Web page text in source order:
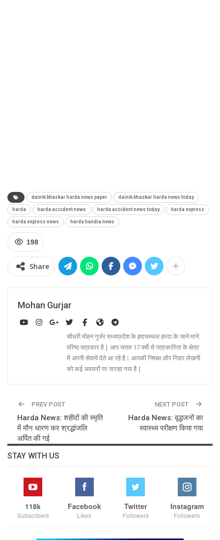
dainik bhaskar harda news paper dainik bhaskar harda news today
harda harda accident news harda accident news today harda express
harda express news harda handia news
198
Share
Mohan Gurjar
चौधरी मोहन गुर्जर मध्यप्रदेश के ह्र्दयस्थल हरदा के जाने माने
वरिष्ठ पत्रकार है | आप सतत 17 वर्षो से पत्रकारिता के क्षेत्र
में अपनी सेवायें देते आ रहे है। आपकी निष्पक्ष और निडर लेखनी
को कई अवसरों पर सराहा गया है |
PREV POST
Harda News: शहीदों की स्मृति
में मौन धारण कर श्रद्धांजलि
अर्पित की गई
NEXT POST
Harda News: वृद्धजनों का
स्वास्थ्य परीक्षण किया गया
STAY WITH US
118k
Subscribers
Facebook
Likes
Twitter
Followers
Instagram
Followers